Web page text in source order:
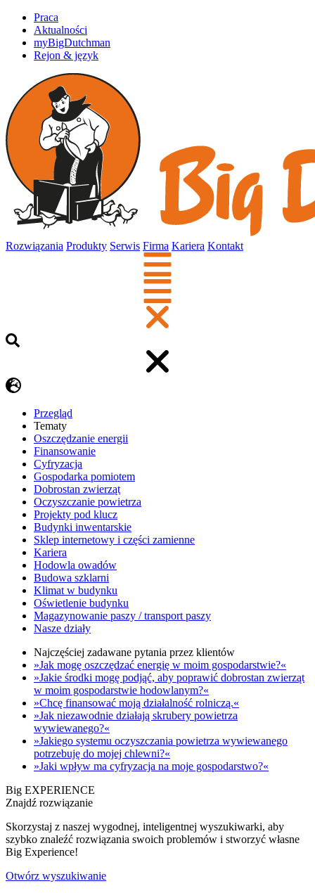
Praca
Aktualności
myBigDutchman
Rejon & język
Rozwiązania Produkty Serwis Firma Kariera Kontakt
Przegląd
Tematy
​Oszczędzanie energii
Finansowanie
Cyfryzacja
Gospodarka pomiotem
Dobrostan zwierząt
Oczyszczanie powietrza
Projekty pod klucz
Budynki inwentarskie
Sklep internetowy i części zamienne
Kariera
Hodowla owadów
Budowa szklarni
Klimat w budynku
Oświetlenie budynku
Magazynowanie paszy / transport paszy
Nasze działy
Najczęściej zadawane pytania przez klientów
»Jak mogę oszczędzać energię w moim gospodarstwie?«
»Jakie środki mogę podjąć, aby poprawić dobrostan zwierząt
w moim gospodarstwie hodowlanym?«
»Chcę finansować moją działalność rolniczą.«
»Jak niezawodnie działają skrubery powietrza
wywiewanego?«
»Jakiego systemu oczyszczania powietrza wywiewanego
potrzebuję do mojej chlewni?«
»Jaki wpływ ma cyfryzacja na moje gospodarstwo?«
Big EXPERIENCE
Znajdź rozwiązanie
Skorzystaj z naszej wygodnej, inteligentnej wyszukiwarki, aby
szybko znaleźć rozwiązania swoich problemów i stworzyć własne
Big Experience!
Otwórz wyszukiwanie